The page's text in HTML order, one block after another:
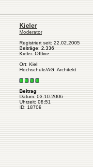
Kieler
Moderator
Registriert seit: 22.02.2005
Beiträge: 2.336
Kieler: Offline
Ort: Kiel
Hochschule/AG: Architekt
Beitrag
Datum: 03.10.2006
Uhrzeit: 08:51
ID: 18709